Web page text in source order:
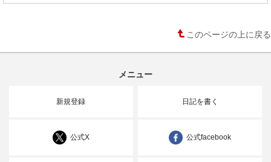
このページの上に戻る
メニュー
新規登録 日記を書く
公式X 公式facebook